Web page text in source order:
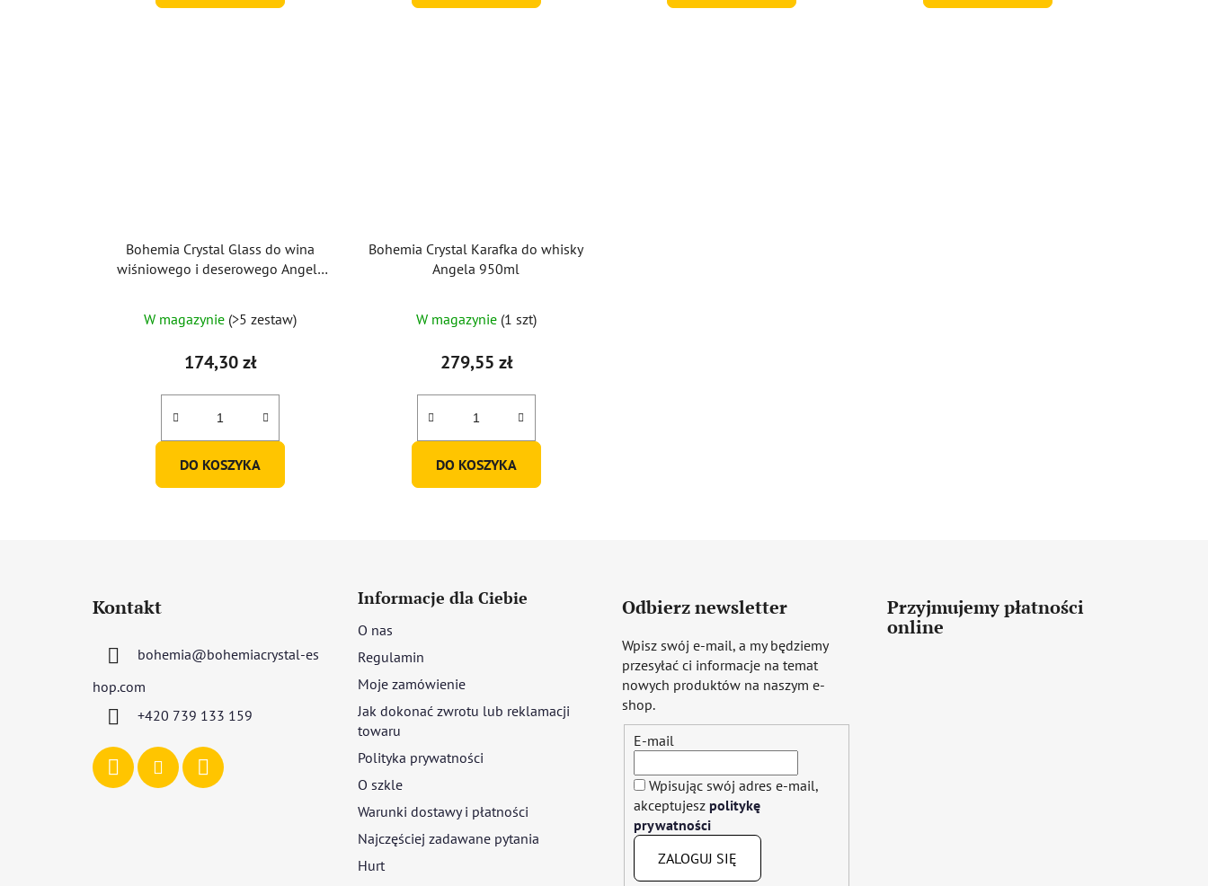
Bohemia Crystal Glass do wina
wiśniowego i deserowego Angela
ocena
produktu
5,0
na
gwiazdek.
W magazynie (>5 zestaw)
174,30 zł
DO KOSZYKA
Bohemia Crystal Karafka do whisky
Angela 950ml
W magazynie (1 szt)
279,55 zł
DO KOSZYKA
Kontakt
bohemia@bohemiacrystal-es
hop.com
+420 739 133 159
Informacje dla Ciebie
O nas
Regulamin
Moje zamówienie
Jak dokonać zwrotu lub reklamacji
towaru
Polityka prywatności
O szkle
Warunki dostawy i płatności
Najczęściej zadawane pytania
Hurt
Odbierz newsletter
Wpisz swój e-mail, a my będziemy
przesyłać ci informacje na temat
nowych produktów na naszym e-
shop.
E-mail
Wpisując swój adres e-mail,
akceptujesz politykę
prywatności
ZALOGUJ SIĘ
Przyjmujemy płatności
online